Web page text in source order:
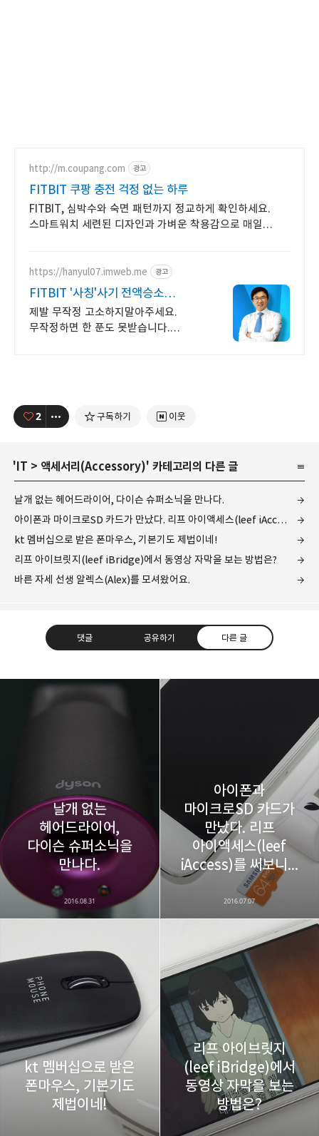
http://m.coupang.com 광고
FITBIT 쿠팡 충전 걱정 없는 하루
FITBIT, 심박수와 숙면 패턴까지 정교하게 확인하세요.
스마트워치 세련된 디자인과 가벼운 착용감으로 매일
https://hanyul07.imweb.me 광고
FITBIT '사칭'사기 전액승소
(3억7천) 사례보유
제발 무작정 고소하지말아주세요.
무작정하면 한 푼도 못받습니다.
2 구독하기 이웃
' IT > 액세서리(Accessory)' 카테고리의 다른 글
날개 없는 헤어드라이어, 다이슨 슈퍼소닉을 만나다.
아이폰과 마이크로SD 카드가 만났다. 리프 아이액세스(leef iAccess)를 써보니...
kt 멤버십으로 받은 폰마우스, 기본기도 제법이네!
리프 아이브릿지(leef iBridge)에서 동영상 자막을 보는 방법은?
바른 자세 선생 알렉스(Alex)를 모셔왔어요.
댓글 공유하기 다른 글
구독하기
트위터
카카오스토리 밴드 네이버 블로그
날개 없는
헤어드라이어,
다이슨 슈퍼소닉을
만나다.
2016.08.31
아이폰과
마이크로SD 카드가
만났다. 리프
아이액세스(leef
iAccess)를 써보니...
2016.07.07
kt 멤버십으로 받은
폰마우스, 기본기도
제법이네!
리프 아이브릿지
(leef iBridge)에서
동영상 자막을 보는
방법은?